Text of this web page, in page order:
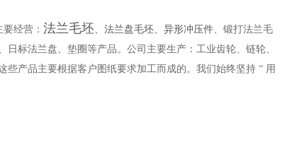
要经营： 法兰毛坯、 法兰盘毛坯、 异形冲压件、锻打法兰毛
标法兰盘、垫圈等产品。公司主要生产：工业齿轮、链轮、
产品主要根据客户图纸要求加工而成的。我们始终坚持 “ 用